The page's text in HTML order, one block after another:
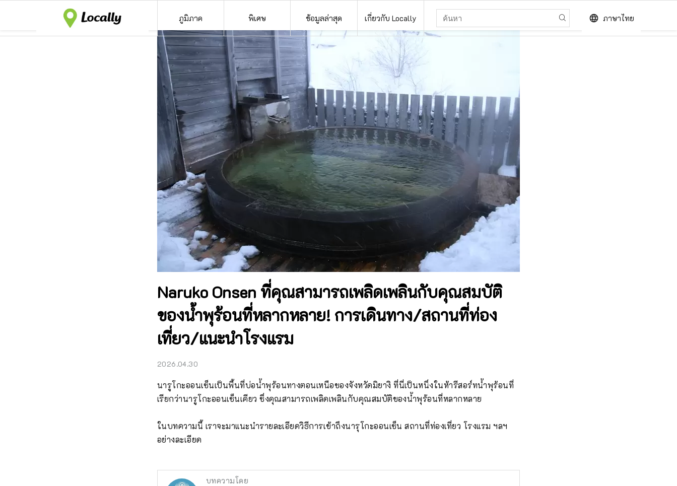
ภูมิภาค พิเศษ ข้อมูลล่าสุด เกี่ยวกับ Locally language ภาษาไทย
Naruko Onsen ที่คุณสามารถเพลิดเพลินกับคุณสมบัติ
ของน้ำพุร้อนที่หลากหลาย! การเดินทาง/สถานที่ท่อง
เที่ยว/แนะนำโรงแรม
2026.04.30
นารูโกะออนเซ็นเป็นพื้นที่บ่อน้ำพุร้อนทางตอนเหนือของจังหวัดมิยางิ ที่นี่เป็นหนึ่งในห้ารีสอร์ทน้ำพุร้อนที่
เรียกว่านารูโกะออนเซ็นเคียว ซึ่งคุณสามารถเพลิดเพลินกับคุณสมบัติของน้ำพุร้อนที่หลากหลาย
ในบทความนี้ เราจะมาแนะนำรายละเอียดวิธีการเข้าถึงนารุโกะออนเซ็น สถานที่ท่องเที่ยว โรงแรม ฯลฯ
อย่างละเอียด
บทความโดย